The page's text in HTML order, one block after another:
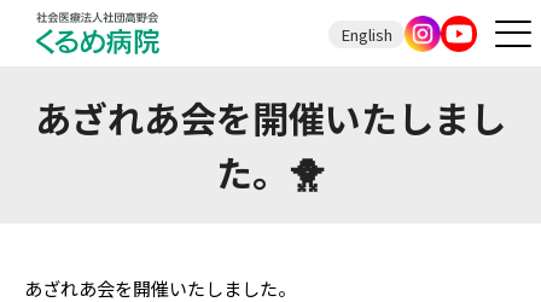
English
あざれあ会を開催いたしまし
た。🐥
あざれあ会を開催いたしました。